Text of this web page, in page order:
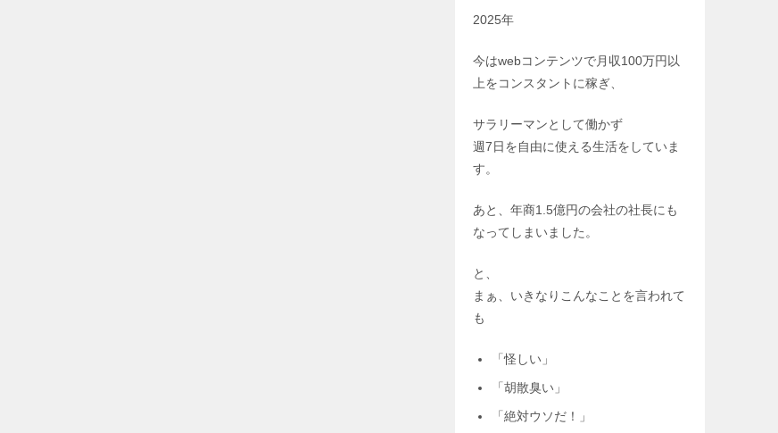
2025年
今はwebコンテンツで月収100万円以
上をコンスタントに稼ぎ、
サラリーマンとして働かず
週7日を自由に使える生活をしていま
す。
あと、年商1.5億円の会社の社長にも
なってしまいました。
と、
まぁ、いきなりこんなことを言われて
も
「怪しい」
「胡散臭い」
「絶対ウソだ！」